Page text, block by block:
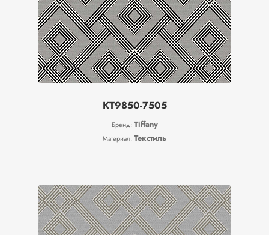
KT9850-7505
Бренд: Tiffany
Материал: Текстиль